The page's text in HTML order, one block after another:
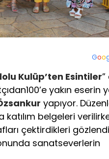
Goo
Kulüp’ten Esintiler”
yakın eserin
yapıyor.
katılım belgeleri
çektirdikleri
sanatseverlerin